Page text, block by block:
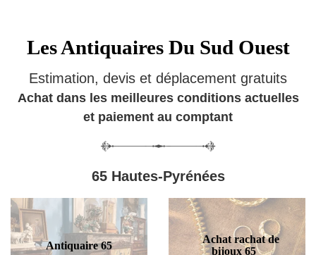
Les Antiquaires Du Sud Ouest
Estimation, devis et déplacement gratuits
Achat dans les meilleures conditions actuelles
et paiement au comptant
65 Hautes-Pyrénées
Antiquaire 65
Achat rachat de
bijoux 65